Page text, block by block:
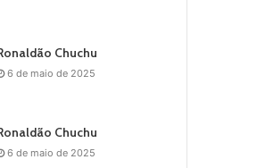
Chuchu
6 de maio de 2025
Chuchu
6 de maio de 2025